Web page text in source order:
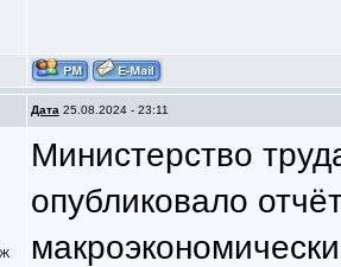
Дата 25.08.2024 - 23:11
Министерство
опубликовало